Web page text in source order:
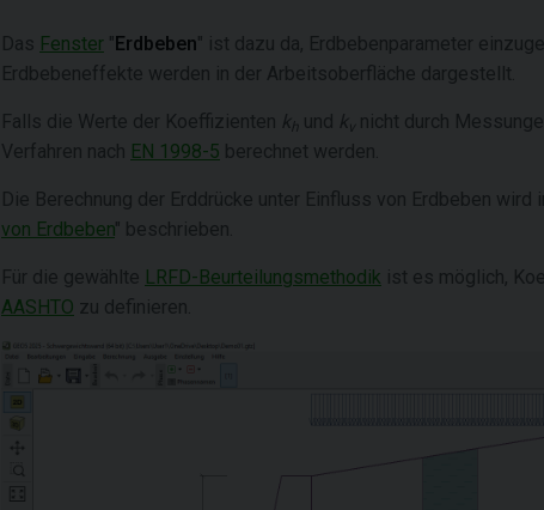
Das Fenster "Erdbeben" ist dazu da, Erdbebenparameter
Erdbebeneffekte werden in der Arbeitsoberfläche dargestellt.
Falls die Werte der Koeffizienten kh und k v nicht durch
Verfahren nach EN 1998-5 berechnet werden.
Die Berechnung der Erddrücke unter Einfluss von Erdbeben
von Erdbeben" beschrieben.
Für die gewählte LRFD-Beurteilungsmethodik ist es möglich,
AASHTO zu definieren.